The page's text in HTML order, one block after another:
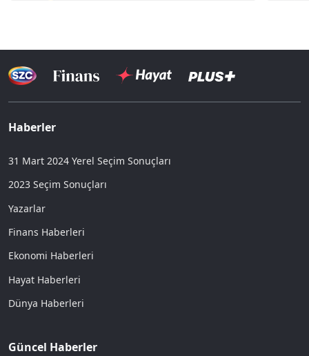
Haberler
31 Mart 2024 Yerel Seçim Sonuçları
2023 Seçim Sonuçları
Yazarlar
Finans Haberleri
Ekonomi Haberleri
Hayat Haberleri
Dünya Haberleri
Güncel Haberler